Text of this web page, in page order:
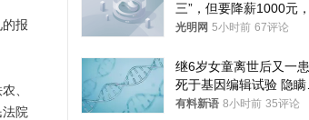
报
、
院
三”，但要降薪1000元，
接受只能辞职
光明网 5小时前 67评论
继6岁女童离世后又一
死于基因编辑试验 隐瞒
年才对外披露
有料新语 8小时前 35评论